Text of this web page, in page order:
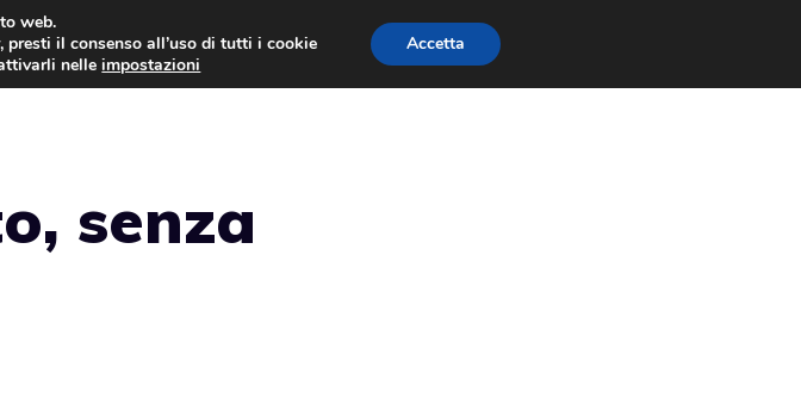
TORTE CLASSICHE TORTE PER BAMBINI
senza
web.
il consenso all’uso di tutti i cookie
nelleimpostazioni
Accetta